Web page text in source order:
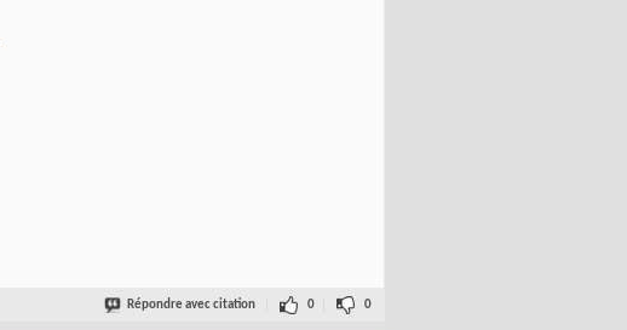
Répondre avec citation 0 0